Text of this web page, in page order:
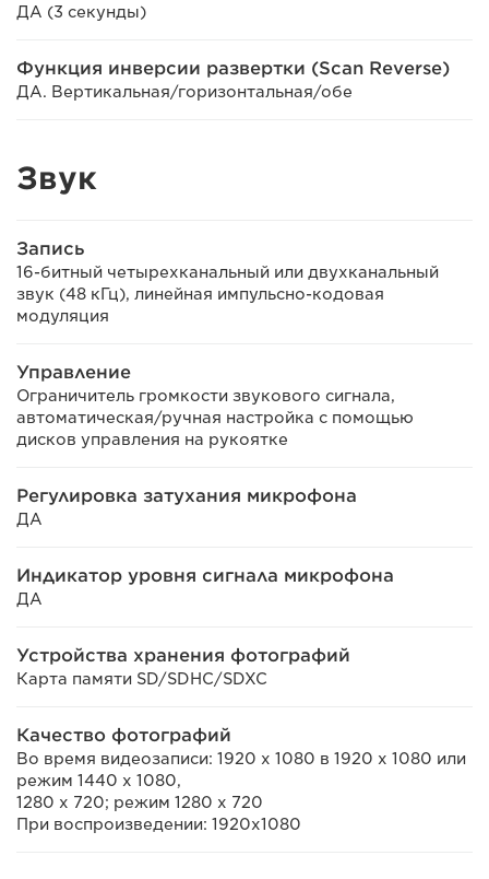
ДА (3 секунды)
Функция инверсии развертки (Scan Reverse)
ДА. Вертикальная/горизонтальная/обе
Звук
Запись
16-битный четырехканальный или двухканальный
звук (48 кГц), линейная импульсно-кодовая
модуляция
Управление
Ограничитель громкости звукового сигнала,
автоматическая/ручная настройка с помощью
дисков управления на рукоятке
Регулировка затухания микрофона
ДА
Индикатор уровня сигнала микрофона
ДА
Устройства хранения фотографий
Карта памяти SD/SDHC/SDXC
Качество фотографий
Во время видеозаписи: 1920 x 1080 в 1920 x 1080 или
режим 1440 x 1080,
1280 x 720; режим 1280 x 720
При воспроизведении: 1920x1080